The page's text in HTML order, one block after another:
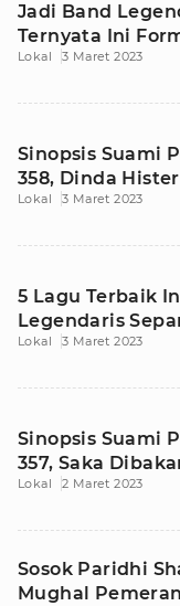
Jadi Band
Ternyata Ini
Lokal 3 Maret 2023
Sinopsis Suami
358, Dinda
Lokal 3 Maret 2023
5 Lagu Terbaik
Legendaris
Lokal 3 Maret 2023
Sinopsis Suami
357, Saka
Lokal 2 Maret 2023
Sosok Paridhi
Mughal